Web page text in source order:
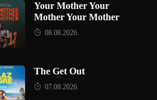
Your Mother Your
Mother Your Mother
08.08.2026.
The Get Out
07.08.2026.